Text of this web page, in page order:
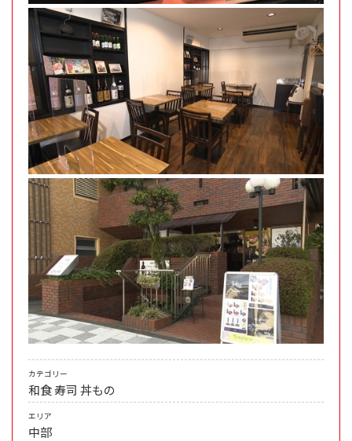
カテゴリー
和食寿司 丼もの
エリア
中部